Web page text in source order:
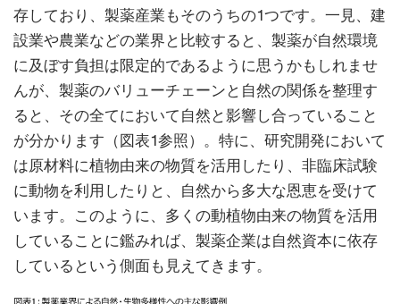
存しており、製薬産業もそのうちの1つです。一見、建
設業や農業などの業界と比較すると、製薬が自然環境
に及ぼす負担は限定的であるように思うかもしれませ
んが、製薬のバリューチェーンと自然の関係を整理す
ると、その全てにおいて自然と影響し合っていること
が分かります（図表1参照）。特に、研究開発において
は原材料に植物由来の物質を活用したり、非臨床試験
に動物を利用したりと、自然から多大な恩恵を受けて
います。このように、多くの動植物由来の物質を活用
していることに鑑みれば、製薬企業は自然資本に依存
しているという側面も見えてきます。